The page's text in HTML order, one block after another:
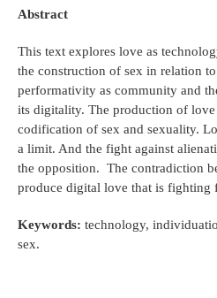
Abstract
This text explores love as
the construction of sex in relation
performativity as community and
its digitality. The production of love
codification of sex and sexuality.
a limit. And the fight against
the opposition. The contradiction
produce digital love that is fighting
Keywords: technology,
sex.